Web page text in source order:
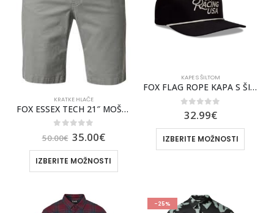
KRATKE HLAČE
FOX ESSEX TECH 21″ MOŠKE KRATKE HLAČE [PTR]
out of 5
50.00€ 35.00€
IZBERITE MOŽNOSTI
KAPE S ŠILTOM
FOX FLAG ROPE KAPA S ŠILTOM [BLK]
0out of 5
32.99€
IZBERITE MOŽNOSTI
-25%